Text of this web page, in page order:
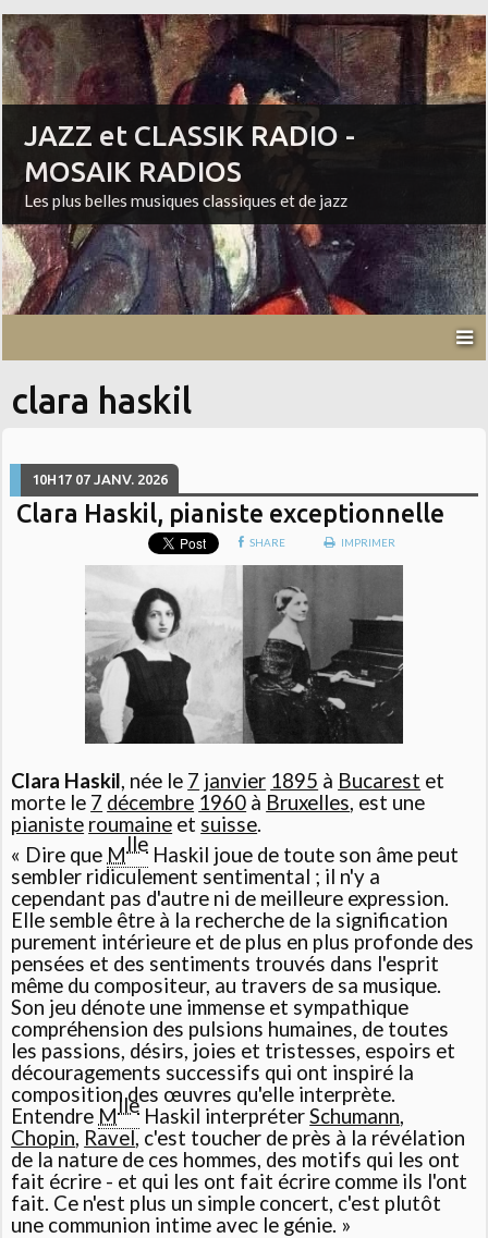
JAZZ et CLASSIK RADIO -
MOSAIK RADIOS
Les plus belles musiques classiques et de jazz
clara haskil
10H17 07 JANV. 2026
Clara Haskil, pianiste exceptionnelle
SHARE IMPRIMER
Clara Haskil, née le 7 janvier 1895 à Bucarest et
morte le 7 décembre 1960 à Bruxelles, est une
pianiste roumaine et suisse.
« Dire que Mlle Haskil joue de toute son âme peut
sembler ridiculement sentimental ; il n'y a
cependant pas d'autre ni de meilleure expression.
Elle semble être à la recherche de la signification
purement intérieure et de plus en plus profonde des
pensées et des sentiments trouvés dans l'esprit
même du compositeur, au travers de sa musique.
Son jeu dénote une immense et sympathique
compréhension des pulsions humaines, de toutes
les passions, désirs, joies et tristesses, espoirs et
découragements successifs qui ont inspiré la
composition des œuvres qu'elle interprète.
Entendre Mlle Haskil interpréterSchumann,
Chopin, Ravel, c'est toucher de près à la révélation
de la nature de ces hommes, des motifs qui les ont
fait écrire - et qui les ont fait écrire comme ils l'ont
fait. Ce n'est plus un simple concert, c'est plutôt
une communion intime avec le génie. »